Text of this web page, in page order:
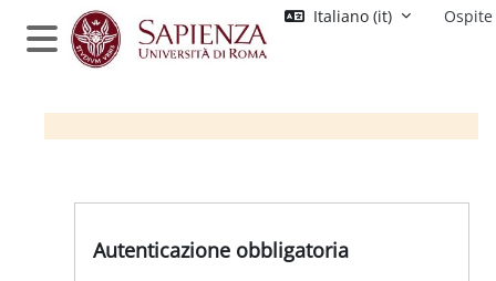
Vai al contenuto principale
Pannello laterale
Italiano ‎(it)‎ Ospite
Autenticazione obbligatoria